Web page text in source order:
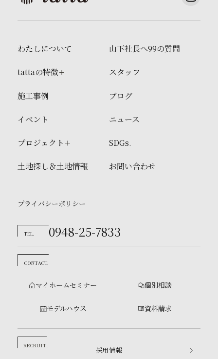
わたしについて
tattaの特徴
施工事例
イベント
プロジェクト
土地探し＆土地情報
山下社長へ99の質問
スタッフ
ブログ
ニュース
SDGs.
お問い合わせ
プライバシーポリシー
TEL. 0948-25-7833
CONTACT.
マイホームセミナー 個別相談
モデルハウス 資料請求
RECRUIT.
採用情報